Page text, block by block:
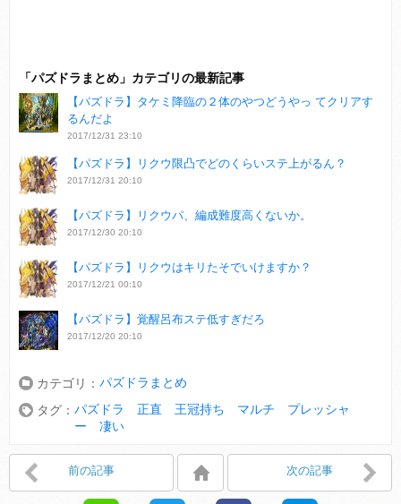
「パズドラまとめ」カテゴリの最新記事
【パズドラ】タケミ降臨の２体のやつどうやっ てクリアす
るんだよ
2017/12/31 23:10
【パズドラ】リクウ限凸でどのくらいステ上がるん？
2017/12/31 20:10
【パズドラ】リクウパ、編成難度高くないか。
2017/12/30 20:10
【パズドラ】リクウはキリたそでいけますか？
2017/12/21 00:10
【パズドラ】覚醒呂布ステ低すぎだろ
2017/12/20 20:10
カテゴリ： パズドラまとめ
タグ： パズドラ 正直 王冠持ち マルチ プレッシャ
ー 凄い
前の記事 次の記事